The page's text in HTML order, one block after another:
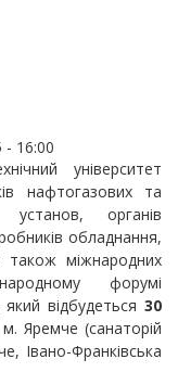
- 16:00
університет
нафтогазових та
установ, органів
обладнання,
також міжнародних
форумі
який відбудеться30
Яремче (санаторій
Івано-Франківська